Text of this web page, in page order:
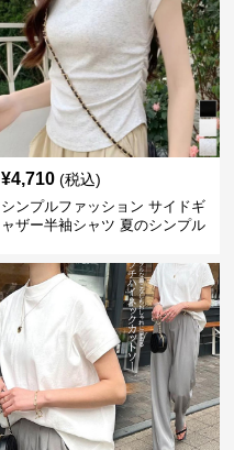
¥4,710 (税込)
シンプルファッション サイドギ
ャザー半袖シャツ 夏のシンプル